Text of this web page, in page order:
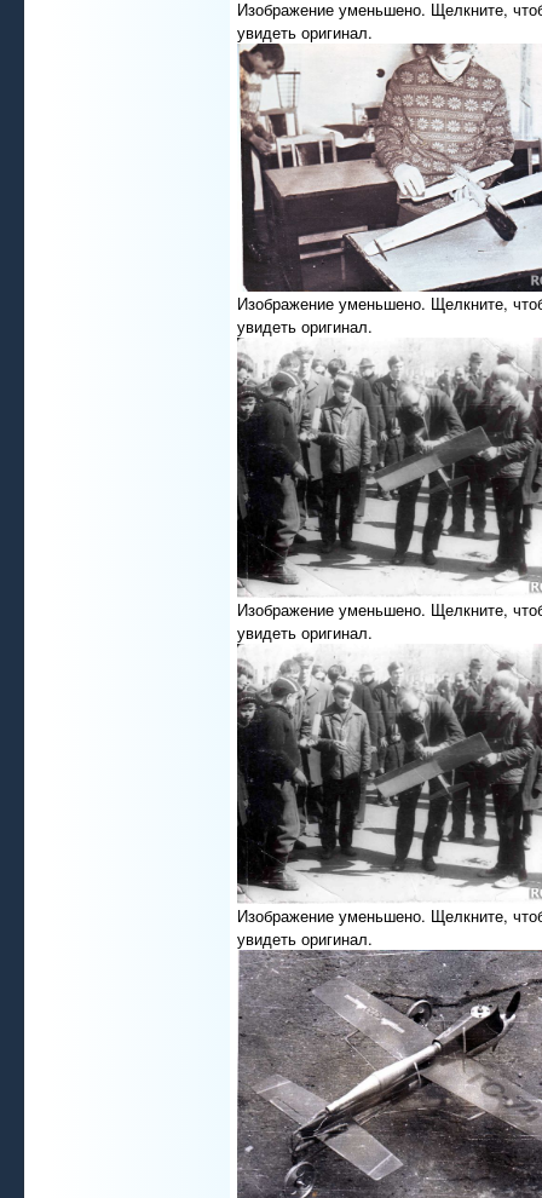
Изображение уменьшено. Щелкните,
увидеть оригинал.
Изображение уменьшено. Щелкните,
увидеть оригинал.
Изображение уменьшено. Щелкните,
увидеть оригинал.
Изображение уменьшено. Щелкните,
увидеть оригинал.